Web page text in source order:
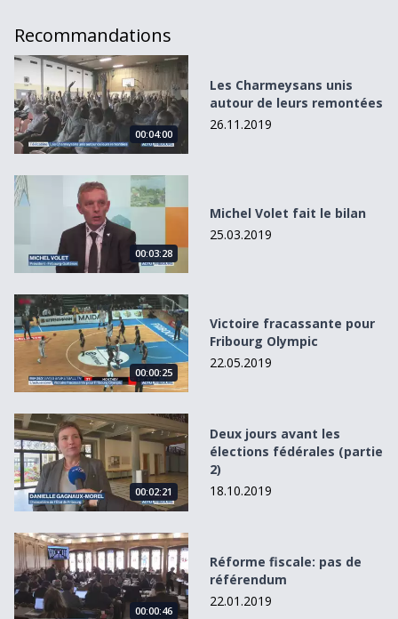
Recommandations
Les Charmeysans unis autour de leurs remontées
00:04:00
Les Charmeysans unis
autour de leurs remontées
26.11.2019
Michel Volet fait le bilan
00:03:28
Michel Volet fait le bilan
25.03.2019
Victoire fracassante pour Fribourg Olympic
00:00:25
Victoire fracassante pour
Fribourg Olympic
22.05.2019
Deux jours avant les élections fédérales (partie 2)
00:02:21
Deux jours avant les
élections fédérales (partie
2)
18.10.2019
Réforme fiscale: pas de référendum
00:00:46
Réforme fiscale: pas de
référendum
22.01.2019